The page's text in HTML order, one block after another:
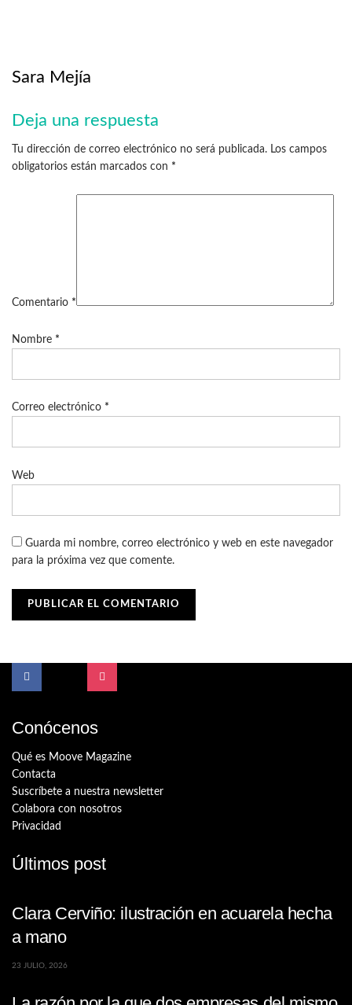
Sara Mejía
Deja una respuesta
Tu dirección de correo electrónico no será publicada. Los campos
obligatorios están marcados con *
Comentario *
Nombre *
Correo electrónico *
Web
Guarda mi nombre, correo electrónico y web en este navegador
para la próxima vez que comente.
Conócenos
Qué es Moove Magazine
Contacta
Suscríbete a nuestra newsletter
Colabora con nosotros
Privacidad
Últimos post
Clara Cerviño: ilustración en acuarela hecha
a mano
23 JULIO, 2026